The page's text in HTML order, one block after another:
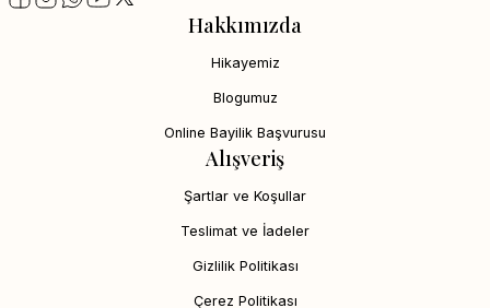
Hakkımızda
Hikayemiz
Blogumuz
Online Bayilik Başvurusu
Alışveriş
Şartlar ve Koşullar
Teslimat ve İadeler
Gizlilik Politikası
Çerez Politikası